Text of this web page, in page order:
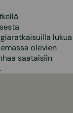
lukua
olevien
saataisiin